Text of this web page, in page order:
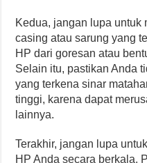
Kedua, jangan lupa untuk
casing atau sarung yang
HP dari goresan atau
Selain itu, pastikan Anda
yang terkena sinar
tinggi, karena dapat
lainnya.
Terakhir, jangan lupa
HP Anda secara berkala.